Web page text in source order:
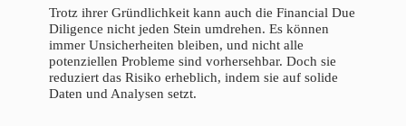
Trotz ihrer Gründlichkeit kann auch die Financial Due
Diligence nicht jeden Stein umdrehen. Es können
immer Unsicherheiten bleiben, und nicht alle
potenziellen Probleme sind vorhersehbar. Doch sie
reduziert das Risiko erheblich, indem sie auf solide
Daten und Analysen setzt.